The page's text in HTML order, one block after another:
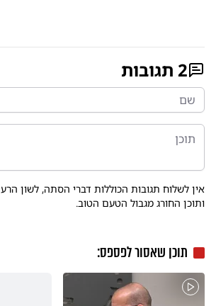
2 תגובות
אין לשלוח תגובות הכוללות דברי הסתה, לשון הרע
ותוכן החורג מגבול הטעם הטוב.
תוכן שאסור לפספס: